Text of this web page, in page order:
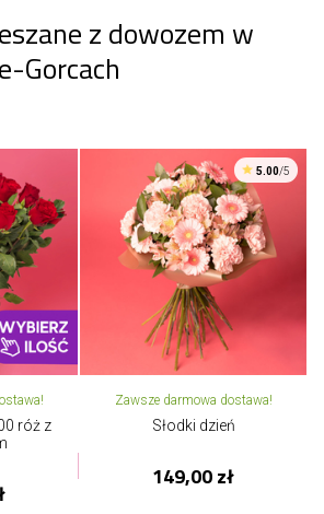
z dowozem w
Gorcach
róż z
5.00/5
Zawsze darmowa dostawa!
Słodki dzień
149,00 zł